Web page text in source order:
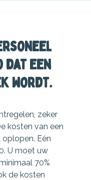
een
wordt.
zeker
kosten van een
Eén
U moet uw
70%
de kosten